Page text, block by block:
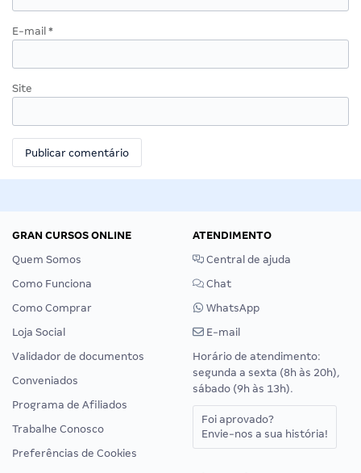
E-mail *
Site
GRAN CURSOS ONLINE
Quem Somos
Como Funciona
Como Comprar
Loja Social
Validador de documentos
Conveniados
Programa de Afiliados
Trabalhe Conosco
Preferências de Cookies
ATENDIMENTO
Central de ajuda
Chat
WhatsApp
E-mail
Horário de atendimento:
segunda a sexta (8h às 20h),
sábado (9h às 13h).
Foi aprovado?
Envie-nos a sua história!